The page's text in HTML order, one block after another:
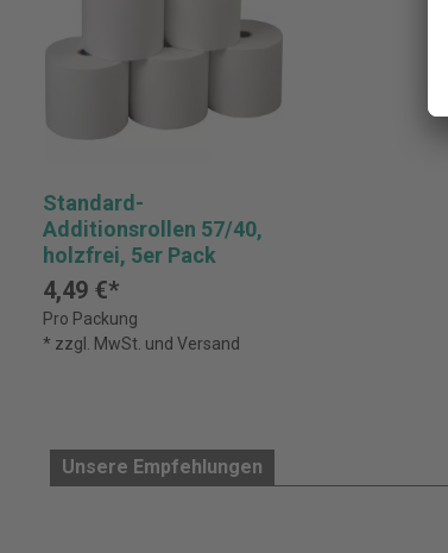
Standard-
Additionsrollen 57/40,
holzfrei, 5er Pack
4,49 €*
Pro Packung
* zzgl. MwSt. und Versand
Unsere Empfehlungen